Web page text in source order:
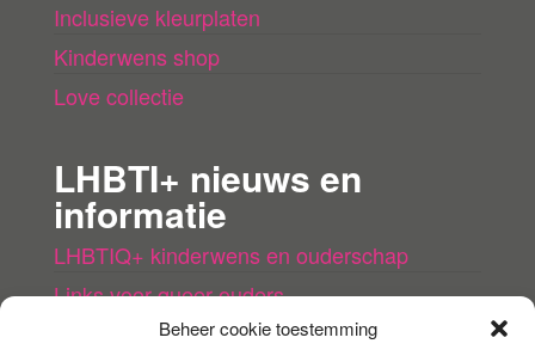
Beheer cookie toestemming
Inclusieve kleurplaten
Kinderwens shop
Love collectie
LHBTI+ nieuws en
informatie
LHBTIQ+ kinderwens en ouderschap
Links voor queer ouders
LHBTI+ (kinder)boeken